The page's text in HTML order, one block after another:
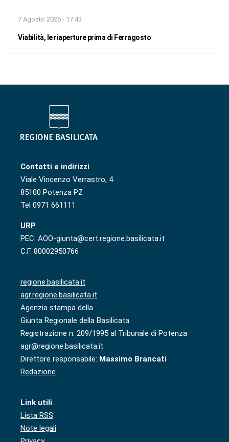
7 Agosto 2026 - 17:43
Viabilità, le riaperture prima di Ferragosto
Contatti e indirizzi
Viale Vincenzo Verrastro, 4
85100 Potenza PZ
Tel 0971 661111
URP
PEC: AOO-giunta@cert.regione.basilicata.it
C.F. 80002950766
regione.basilicata.it
agr.regione.basilicata.it
Agenzia stampa della
Giunta Regionale della Basilicata
Registrazione n. 209/1995 al Tribunale di Potenza
agr@regione.basilicata.it
Direttore responsabile: Massimo Brancati
Redazione
Link utili
Lista RSS
Note legali